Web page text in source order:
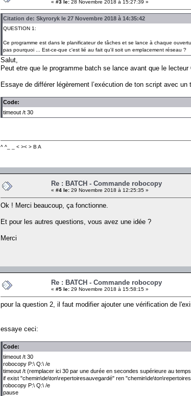
« #3 le: 28 Novembre 2018 à 15:27:39 »
Citation de: Skyroryk le 27 Novembre 2018 à 14:35:42
QUESTION 1:
Ce programme est dans le planificateur de tâches et se lance à chaque
pas pourquoi ... Est-ce-que c'est lié au fait qu'il soit un emplacement réseau ?
Salut,
Peut etre que le programme batch se lance avant que le lecteur
Essaye de différer légèrement l’exécution de ton script avec
Code:
timeout /t 30
^ ^_ _ < >< > B A
Re : BATCH - Commande robocopy
« #4 le: 29 Novembre 2018 à 12:25:35 »
Ok ! Merci beaucoup, ça fonctionne.
Et pour les autres questions, vous avez une idée ?
Merci
Re : BATCH - Commande robocopy
« #5 le: 29 Novembre 2018 à 15:58:15 »
pour la question 2, il faut modifier ajouter une vérification de
essaye ceci:
Code:
timeout /t 30
robocopy P:\ Q:\ /e
timeout /t (remplacer ici 30 par une durée en secondes supérieure au
if exist "chemin\de\ton\repertoiresauvegardé" ren
robocopy P:\ Q:\ /e
pause